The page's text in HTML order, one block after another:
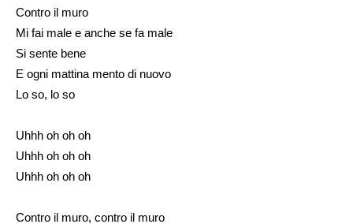
Contro il muro
Mi fai male e anche se fa male
Si sente bene
E ogni mattina mento di nuovo
Lo so, lo so
Uhhh oh oh oh
Uhhh oh oh oh
Uhhh oh oh oh
Contro il muro, contro il muro